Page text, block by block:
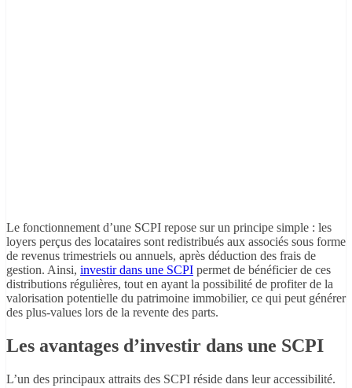
Le fonctionnement d’une SCPI repose sur un principe simple : les
loyers perçus des locataires sont redistribués aux associés sous forme
de revenus trimestriels ou annuels, après déduction des frais de
gestion. Ainsi, investir dans une SCPI permet de bénéficier de ces
distributions régulières, tout en ayant la possibilité de profiter de la
valorisation potentielle du patrimoine immobilier, ce qui peut générer
des plus-values lors de la revente des parts.
Les avantages d’investir dans une SCPI
L’un des principaux attraits des SCPI réside dans leur accessibilité.